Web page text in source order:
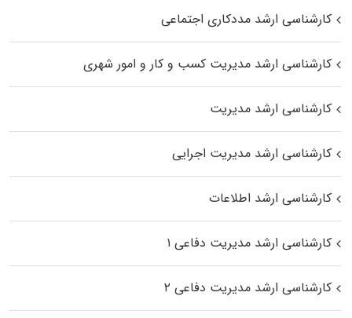
کارشناسی ارشد مددکاری اجتماعی
کارشناسی ارشد مدیریت کسب و کار و امور شهری
کارشناسی ارشد مدیریت
کارشناسی ارشد مدیریت اجرایی
کارشناسی ارشد اطلاعات
کارشناسی ارشد مدیریت دفاعی ۱
کارشناسی ارشد مدیریت دفاعی ۲